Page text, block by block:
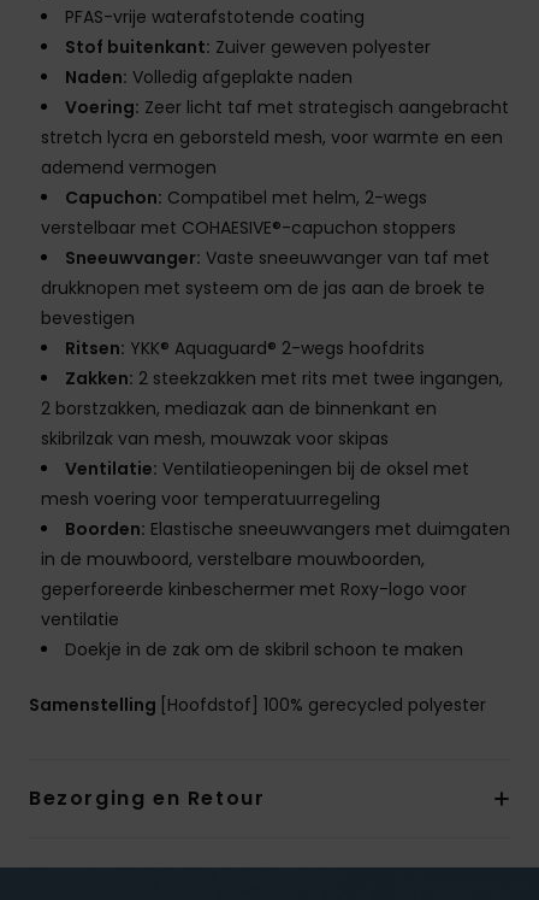
PFAS-vrije waterafstotende coating
Stof buitenkant: Zuiver geweven polyester
Naden: Volledig afgeplakte naden
Voering: Zeer licht taf met strategisch aangebracht
stretch lycra en geborsteld mesh, voor warmte en een
ademend vermogen
Capuchon: Compatibel met helm, 2-wegs
verstelbaar met COHAESIVE®-capuchon stoppers
Sneeuwvanger: Vaste sneeuwvanger van taf met
drukknopen met systeem om de jas aan de broek te
bevestigen
Ritsen: YKK® Aquaguard® 2-wegs hoofdrits
Zakken: 2 steekzakken met rits met twee ingangen,
2 borstzakken, mediazak aan de binnenkant en
skibrilzak van mesh, mouwzak voor skipas
Ventilatie: Ventilatieopeningen bij de oksel met
mesh voering voor temperatuurregeling
Boorden: Elastische sneeuwvangers met duimgaten
in de mouwboord, verstelbare mouwboorden,
geperforeerde kinbeschermer met Roxy-logo voor
ventilatie
Doekje in de zak om de skibril schoon te maken
Samenstelling [Hoofdstof] 100% gerecycled polyester
Bezorging en Retour